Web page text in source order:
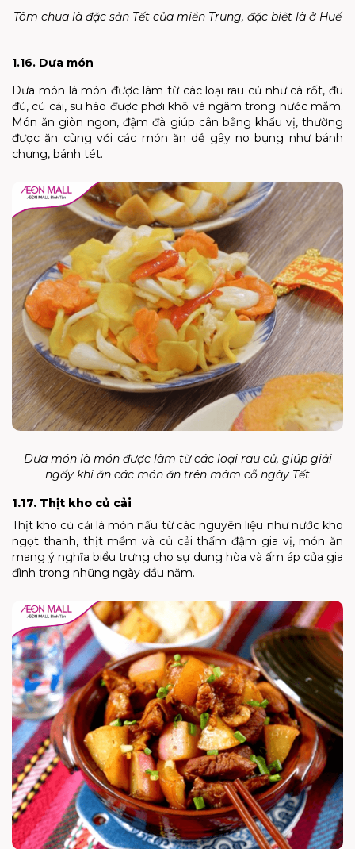
Tôm chua là đặc sản Tết của miền Trung, đặc biệt là ở Huế
1.16. Dưa món
Dưa món là món được làm từ các loại rau củ như cà rốt, đu
đủ, củ cải, su hào được phơi khô và ngâm trong nước mắm.
Món ăn giòn ngon, đậm đà giúp cân bằng khẩu vị, thường
được ăn cùng với các món ăn dễ gây no bụng như bánh
chưng, bánh tét.
Dưa món là món được làm từ các loại rau củ, giúp giải
ngấy khi ăn các món ăn trên mâm cỗ ngày Tết
1.17. Thịt kho củ cải
Thịt kho củ cải là món nấu từ các nguyên liệu như nước kho
ngọt thanh, thịt mềm và củ cải thấm đậm gia vị, món ăn
mang ý nghĩa biểu trưng cho sự dung hòa và ấm áp của gia
đình trong những ngày đầu năm.